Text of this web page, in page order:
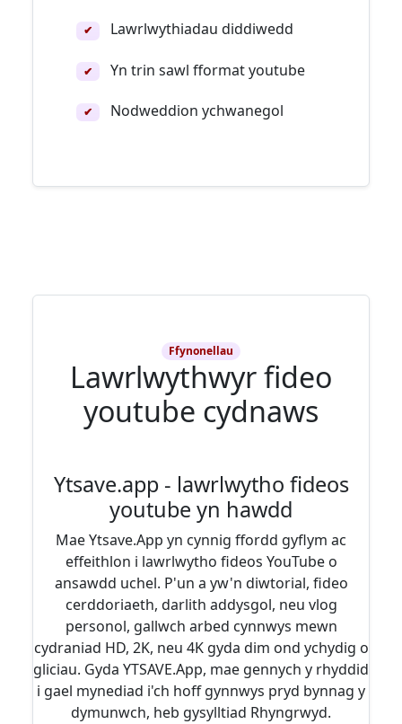
✔ Lawrlwythiadau diddiwedd
✔ Yn trin sawl fformat youtube
✔ Nodweddion ychwanegol
Ffynonellau
Lawrlwythwyr fideo
youtube cydnaws
Ytsave.app - lawrlwytho fideos
youtube yn hawdd
Mae Ytsave.App yn cynnig ffordd gyflym ac
effeithlon i lawrlwytho fideos YouTube o
ansawdd uchel. P'un a yw'n diwtorial, fideo
cerddoriaeth, darlith addysgol, neu vlog
personol, gallwch arbed cynnwys mewn
cydraniad HD, 2K, neu 4K gyda dim ond ychydig o
gliciau. Gyda YTSAVE.App, mae gennych y rhyddid
i gael mynediad i'ch hoff gynnwys pryd bynnag y
dymunwch, heb gysylltiad Rhyngrwyd.